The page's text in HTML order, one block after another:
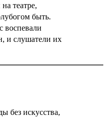
театре,
быть.
воспевали
и слушатели их
без искусства,